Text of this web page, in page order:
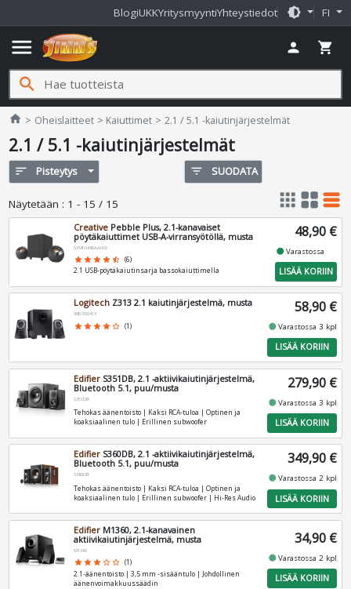
BlogiUKKYritysmyyntiYhteystiedot brightness_medium FI
menu person shopping_cart
search
home Jimms.fi
Oheislaitteet Kaiuttimet 2.1 / 5.1 -kaiutinjärjestelmät
2.1 / 5.1 -kaiutinjärjestelmät
sort Pisteytys filter_list SUODATA
Näytetään : 1 - 15 / 15 apps grid_view table_rows
Creative Pebble Plus, 2.1-kanavaiset
pöytäkaiuttimet USB-A-virransyötöllä, musta
51MF0480AA000
star star star star star_half (6)
2.1 USB-pöytäkaiutinsarja bassokaiuttimella
48,90 €
fiber_manual_recordVarastossa
LISÄÄ KORIIN
Logitech Z313 2.1 kaiutinjärjestelmä, musta
980-000413
star star star star star_border (1)
58,90 €
fiber_manual_recordVarastossa 3 kpl
LISÄÄ KORIIN
Edifier S351DB, 2.1 -aktiivikaiutinjärjestelmä,
Bluetooth 5.1, puu/musta
S351DB
Tehokas äänentoisto | Kaksi RCA‑tuloa | Optinen ja
koaksiaalinen tulo | Erillinen subwoofer
279,90 €
fiber_manual_recordVarastossa 3 kpl
LISÄÄ KORIIN
Edifier S360DB, 2.1 -aktiivikaiutinjärjestelmä,
Bluetooth 5.1, puu/musta
S360DB
Tehokas äänentoisto | Kaksi RCA‑tuloa | Optinen ja
koaksiaalinen tulo | Erillinen subwoofer | Hi‑Res Audio
349,90 €
fiber_manual_recordVarastossa 2 kpl
LISÄÄ KORIIN
Edifier M1360, 2.1-kanavainen
aktiivikaiutinjärjestelmä, musta
M1360
star star star star_border star_border (1)
2.1‑äänentoisto | 3,5 mm ‑sisääntulo | Johdollinen
äänenvoimakkuussäädin
34,90 €
fiber_manual_recordVarastossa 2 kpl
LISÄÄ KORIIN